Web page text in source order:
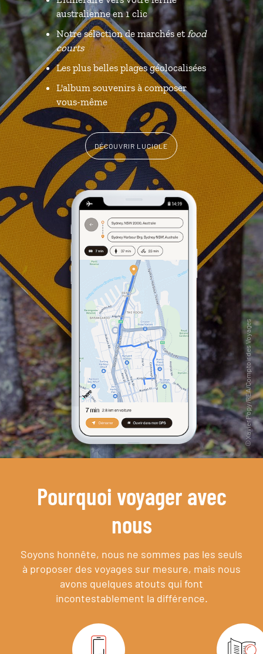
australienne en 1 clic
Notre sélection de marchés et food
courts
Les plus belles plages géolocalisées
L'album souvenirs à composer
vous-même
DÉCOUVRIR LUCIOLE
Pourquoi voyager avec
nous
Soyons honnête, nous ne sommes pas les seuls
à proposer des voyages sur mesure, mais nous
avons quelques atouts qui font
incontestablement la différence.